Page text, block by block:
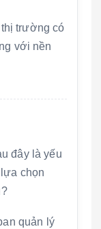
trường có
với nền
đây là yếu
chọn
quản lý